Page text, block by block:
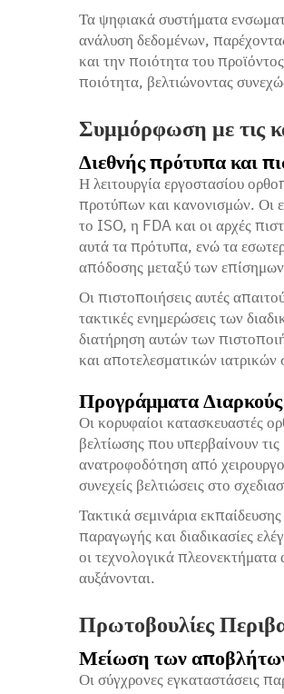
Τα ψηφιακά συστήματα
ανάλυση δεδομένων,
και την ποιότητα του
ποιότητα, βελτιώνοντας
Συμμόρφωση με τις
Διεθνής πρότυπα και
Η λειτουργία εργοστασίου
προτύπων και κανονισμών. Οι
το ISO, η FDA και οι αρχές
αυτά τα πρότυπα, ενώ τα
απόδοσης μεταξύ των
Οι πιστοποιήσεις αυτές
τακτικές ενημερώσεις των
διατήρηση αυτών των
και αποτελεσματικών
Προγράμματα
Οι κορυφαίοι κατασκευαστές
βελτίωσης που υπερβαίνουν
ανατροφοδότηση από
συνεχείς βελτιώσεις στο
Τακτικά σεμινάρια
παραγωγής και διαδικασίες
οι τεχνολογικά
αυξάνονται.
Πρωτοβουλίες
Μείωση των
Οι σύγχρονες εγκαταστάσεις